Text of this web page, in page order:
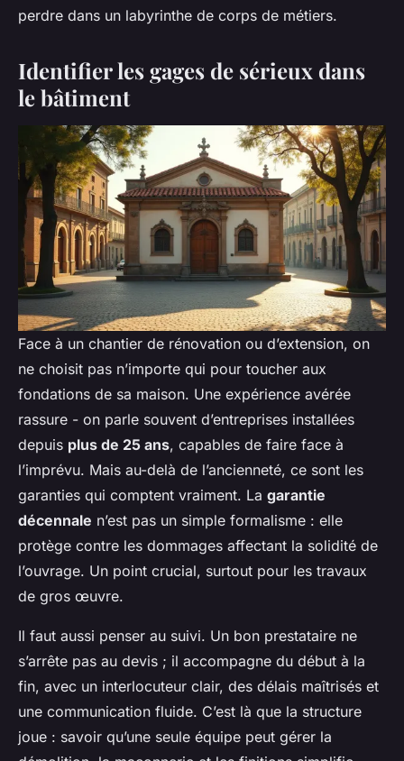
perdre dans un labyrinthe de corps de métiers.
Identifier les gages de sérieux dans
le bâtiment
Face à un chantier de rénovation ou d’extension, on
ne choisit pas n’importe qui pour toucher aux
fondations de sa maison. Une expérience avérée
rassure - on parle souvent d’entreprises installées
depuis plus de 25 ans, capables de faire face à
l’imprévu. Mais au-delà de l’ancienneté, ce sont les
garanties qui comptent vraiment. La garantie
décennale n’est pas un simple formalisme : elle
protège contre les dommages affectant la solidité de
l’ouvrage. Un point crucial, surtout pour les travaux
de gros œuvre.
Il faut aussi penser au suivi. Un bon prestataire ne
s’arrête pas au devis ; il accompagne du début à la
fin, avec un interlocuteur clair, des délais maîtrisés et
une communication fluide. C’est là que la structure
joue : savoir qu’une seule équipe peut gérer la